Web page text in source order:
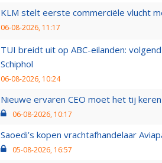
KLM stelt eerste commerciële vlucht
06-08-2026, 11:17
TUI breidt uit op ABC-eilanden:
Schiphol
06-08-2026, 10:24
Nieuwe ervaren CEO moet het tij
06-08-2026, 10:17
Saoedi’s kopen vrachtafhandelaar
05-08-2026, 16:57